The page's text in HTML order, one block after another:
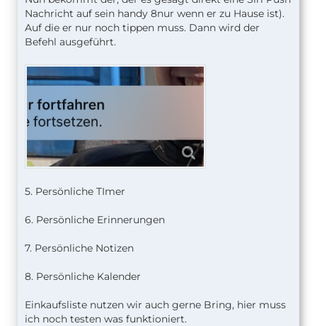
Nachricht auf sein handy 8nur wenn er zu Hause ist).
Auf die er nur noch tippen muss. Dann wird der
Befehl ausgeführt.
5. Persönliche TImer
6. Persönliche Erinnerungen
7. Persönliche Notizen
8. Persönliche Kalender
Einkaufsliste nutzen wir auch gerne Bring, hier muss
ich noch testen was funktioniert.